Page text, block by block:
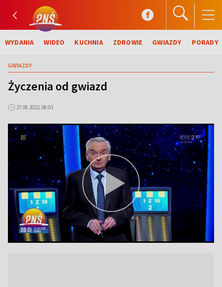
WYDANIA WIDEO KUCHNIA ZDROWIE GWIAZDY PORADY
GWIAZDY
Życzenia od gwiazd
27.08.2022, 08:03